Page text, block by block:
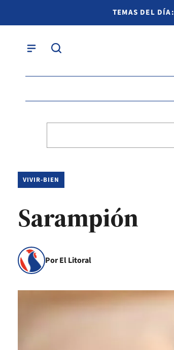
TEMAS DEL DÍA:
VIVIR-BIEN
Sarampión
Por El Litoral